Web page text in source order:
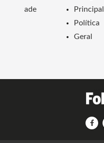
ade
Principal
Política
Geral